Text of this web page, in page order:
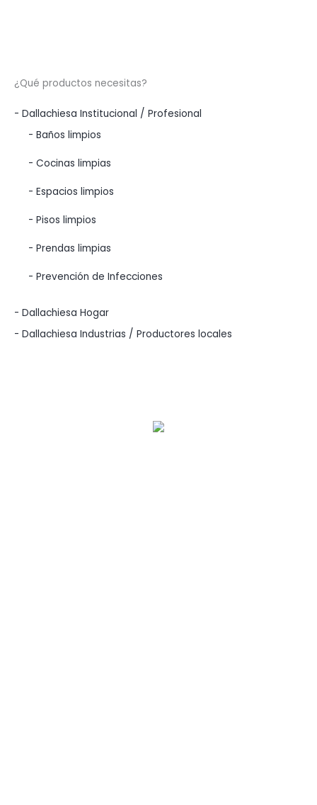
¿Qué productos necesitas?
- Dallachiesa Institucional / Profesional
- Baños limpios
- Cocinas limpias
- Espacios limpios
- Pisos limpios
- Prendas limpias
- Prevención de Infecciones
- Dallachiesa Hogar
- Dallachiesa Industrias / Productores locales